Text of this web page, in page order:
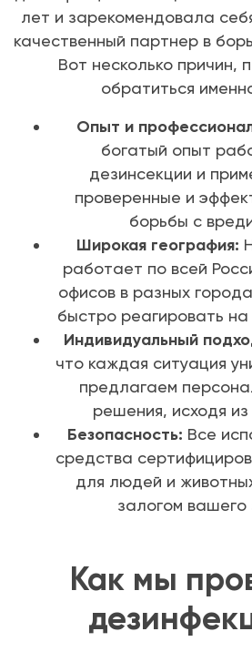
лет и зарекомендовала
качественный партнер в
Вот несколько причин,
обратиться
Опыт и
богатый опыт
дезинсекции и
проверенные и
борьбы с
Широкая география:
работает по всей
офисов в разных
быстро реагировать на
Индивидуальный
что каждая ситуация
предлагаем
решения, исходя
Безопасность: Все
средства
для людей и
залогом вашего
Как мы